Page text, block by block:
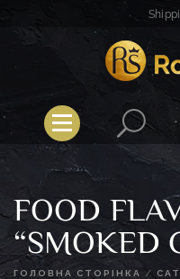
Royal
FOOD
“SMOKED
ГОЛОВНА СТОРІНКА /